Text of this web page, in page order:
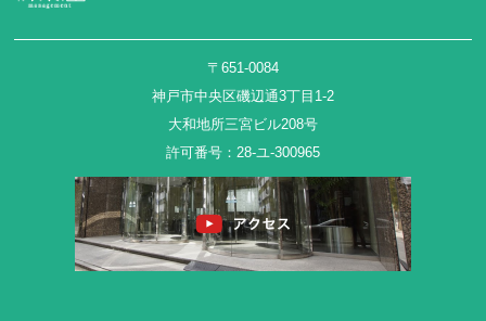
〒651-0084
神戸市中央区磯辺通3丁目1-2
大和地所三宮ビル208号
許可番号：28-ユ-300965